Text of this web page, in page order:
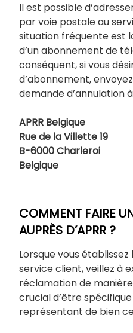
Il est possible
par voie postale au
situation fréquente est
d’un abonnement de
conséquent, si vous
d’abonnement,
demande d’annulation
APRR Belgique
Rue de la Villette 19
B-6000 Charleroi
Belgique
COMMENT FAIRE
AUPRÈS D’APRR ?
Lorsque vous
service client, veillez à
réclamation de
crucial d’être
représentant de bien